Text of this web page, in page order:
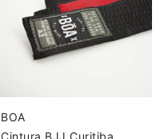
BOA
Cintura BJJ Curitiba